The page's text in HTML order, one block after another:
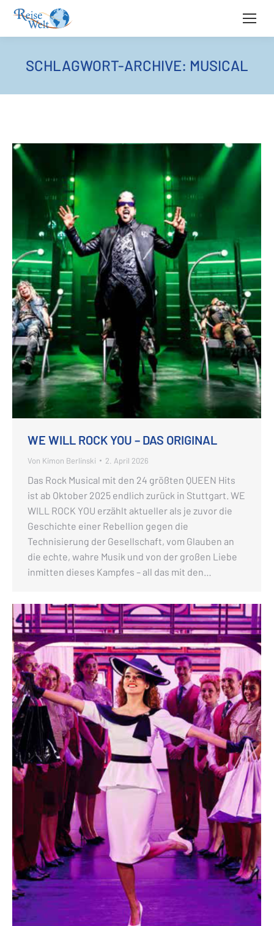
SCHLAGWORT-ARCHIVE: MUSICAL
WE WILL ROCK YOU – DAS ORIGINAL
Von Kimon Berlinski 2. April 2026
Das Rock Musical mit den 24 größten QUEEN Hits
ist ab Oktober 2025 endlich zurück in Stuttgart. WE
WILL ROCK YOU erzählt aktueller als je zuvor die
Geschichte einer Rebellion gegen die
Technisierung der Gesellschaft, vom Glauben an
die echte, wahre Musik und von der großen Liebe
inmitten dieses Kampfes – all das mit den…